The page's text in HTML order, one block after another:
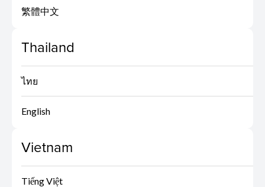
繁體中文
Thailand
ไทย
English
Vietnam
Tiếng Việt